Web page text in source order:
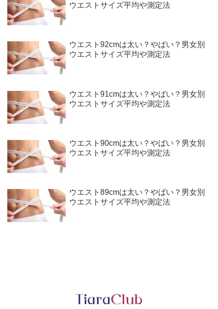
ウエストサイズ平均や測定法
ウエスト92cmは太い？やばい？男女別
ウエストサイズ平均や測定法
ウエスト91cmは太い？やばい？男女別
ウエストサイズ平均や測定法
ウエスト90cmは太い？やばい？男女別
ウエストサイズ平均や測定法
ウエスト89cmは太い？やばい？男女別
ウエストサイズ平均や測定法